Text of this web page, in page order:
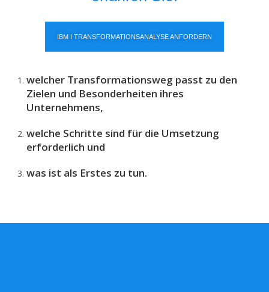
IBM I TRANSFORMATIONSANALYSE ANFORDERN
welcher Transformationsweg passt zu den
Zielen und Besonderheiten ihres
Unternehmens,
welche Schritte sind für die Umsetzung
erforderlich und
was ist als Erstes zu tun.